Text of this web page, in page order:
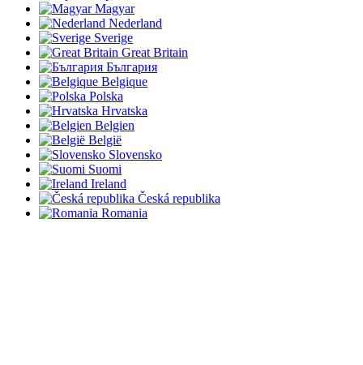
Magyar
Nederland
Sverige
Great Britain
България
Belgique
Polska
Hrvatska
Belgien
België
Slovensko
Suomi
Ireland
Česká republika
Romania